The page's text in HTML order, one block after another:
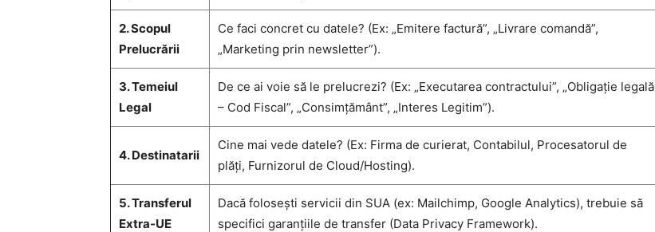
2. Scopul
Prelucrării
Ce faci concret cu datele? (Ex: „Emitere factură”, „Livrare comandă”,
„Marketing prin newsletter”).
3. Temeiul
Legal
De ce ai voie să le prelucrezi? (Ex: „Executarea contractului”, „Obligație legală
– Cod Fiscal”, „Consimțământ”, „Interes Legitim”).
4. Destinatarii
Cine mai vede datele? (Ex: Firma de curierat, Contabilul, Procesatorul de
plăți, Furnizorul de Cloud/Hosting).
5. Transferul
Extra-UE
Dacă folosești servicii din SUA (ex: Mailchimp, Google Analytics), trebuie să
specifici garanțiile de transfer (Data Privacy Framework).